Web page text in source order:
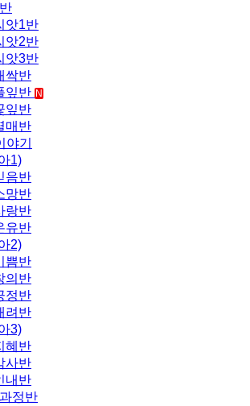
앗1반
앗2반
앗3반
싹반
잎반 N
잎반
매반
야기
1)
음반
망반
랑반
유반
2)
쁨반
의반
정반
려반
3)
혜반
사반
내반
정반